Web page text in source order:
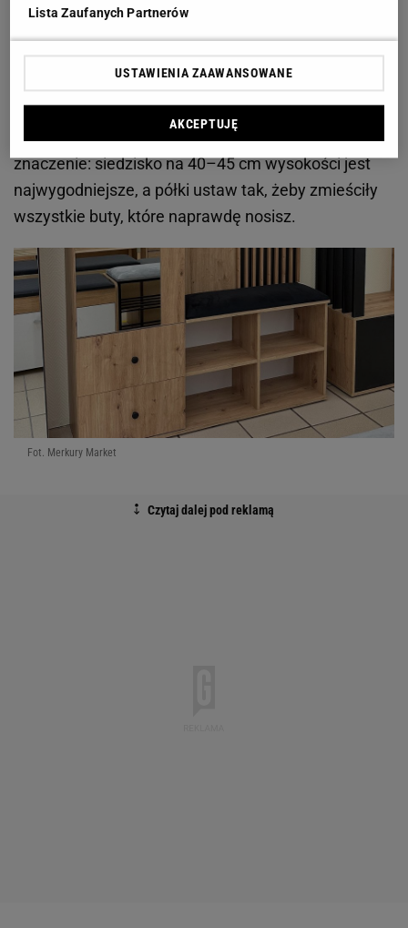
wygoda w czasie codziennej zmiany obuwia. Trochę
się wygodnym miejscem do siadania dzięki
tapicerowanemu siedzisku. Wymiary szafki mają
znaczenie: siedzisko na 40–45 cm wysokości jest
najwygodniejsze, a półki ustaw tak, żeby zmieściły
wszystkie buty, które naprawdę nosisz.
Fot. Merkury Market
Lista Zaufanych Partnerów
USTAWIENIA ZAAWANSOWANE
AKCEPTUJĘ